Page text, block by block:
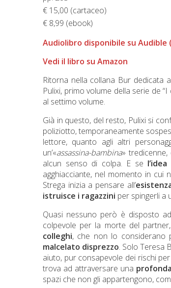
€ 15,00 (cartaceo)
€ 8,99 (ebook)
Audiolibro disponibile su
Vedi il libro su Amazon
Ritorna nella collana Bur dedicata
Pulixi, primo volume della serie de
al settimo volume.
Già in questo, del resto, Pulixi si
poliziotto, temporaneamente
lettore, quanto agli altri
un’«assassina-bambina»
alcun senso di colpa. E se
agghiacciante, nel momento in cui
Strega inizia a pensare all’
istruisce i ragazzini per spingerli a
Quasi nessuno però è disposto
colpevole per la morte del
colleghi, che non lo considerano
malcelato disprezzo. Solo Teresa
aiuto, pur consapevole dei rischi
trova ad attraversare una
spazi che non gli appartengono,